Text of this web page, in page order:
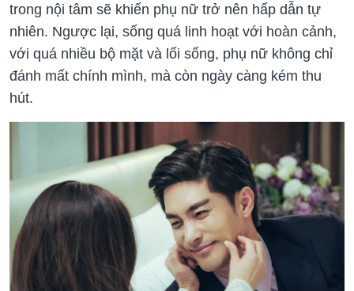
trong nội tâm sẽ khiến phụ nữ trở nên hấp dẫn tự
nhiên. Ngược lại, sống quá linh hoạt với hoàn cảnh,
với quá nhiều bộ mặt và lối sống, phụ nữ không chỉ
đánh mất chính mình, mà còn ngày càng kém thu
hút.